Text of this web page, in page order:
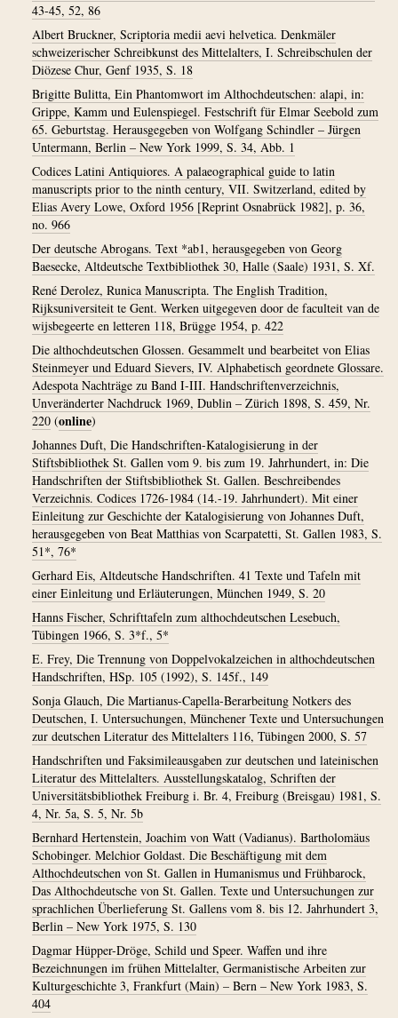
43-45, 52, 86
Albert Bruckner, Scriptoria medii aevi helvetica. Denkmäler
schweizerischer Schreibkunst des Mittelalters, I. Schreibschulen der
Diözese Chur, Genf 1935, S. 18
Brigitte Bulitta, Ein Phantomwort im Althochdeutschen: alapi, in:
Grippe, Kamm und Eulenspiegel. Festschrift für Elmar Seebold zum
65. Geburtstag. Herausgegeben von Wolfgang Schindler – Jürgen
Untermann, Berlin – New York 1999, S. 34, Abb. 1
Codices Latini Antiquiores. A palaeographical guide to latin
manuscripts prior to the ninth century, VII. Switzerland, edited by
Elias Avery Lowe, Oxford 1956 [Reprint Osnabrück 1982], p. 36,
no. 966
Der deutsche Abrogans. Text *ab1, herausgegeben von Georg
Baesecke, Altdeutsche Textbibliothek 30, Halle (Saale) 1931, S. Xf.
René Derolez, Runica Manuscripta. The English Tradition,
Rijksuniversiteit te Gent. Werken uitgegeven door de faculteit van de
wijsbegeerte en letteren 118, Brügge 1954, p. 422
Die althochdeutschen Glossen. Gesammelt und bearbeitet von Elias
Steinmeyer und Eduard Sievers, IV. Alphabetisch geordnete Glossare.
Adespota Nachträge zu Band I-III. Handschriftenverzeichnis,
Unveränderter Nachdruck 1969, Dublin – Zürich 1898, S. 459, Nr.
220 (online)
Johannes Duft, Die Handschriften-Katalogisierung in der
Stiftsbibliothek St. Gallen vom 9. bis zum 19. Jahrhundert, in: Die
Handschriften der Stiftsbibliothek St. Gallen. Beschreibendes
Verzeichnis. Codices 1726-1984 (14.-19. Jahrhundert). Mit einer
Einleitung zur Geschichte der Katalogisierung von Johannes Duft,
herausgegeben von Beat Matthias von Scarpatetti, St. Gallen 1983, S.
51*, 76*
Gerhard Eis, Altdeutsche Handschriften. 41 Texte und Tafeln mit
einer Einleitung und Erläuterungen, München 1949, S. 20
Hanns Fischer, Schrifttafeln zum althochdeutschen Lesebuch,
Tübingen 1966, S. 3*f., 5*
E. Frey, Die Trennung von Doppelvokalzeichen in althochdeutschen
Handschriften, HSp. 105 (1992), S. 145f., 149
Sonja Glauch, Die Martianus-Capella-Berarbeitung Notkers des
Deutschen, I. Untersuchungen, Münchener Texte und Untersuchungen
zur deutschen Literatur des Mittelalters 116, Tübingen 2000, S. 57
Handschriften und Faksimileausgaben zur deutschen und lateinischen
Literatur des Mittelalters. Ausstellungskatalog, Schriften der
Universitätsbibliothek Freiburg i. Br. 4, Freiburg (Breisgau) 1981, S.
4, Nr. 5a, S. 5, Nr. 5b
Bernhard Hertenstein, Joachim von Watt (Vadianus). Bartholomäus
Schobinger. Melchior Goldast. Die Beschäftigung mit dem
Althochdeutschen von St. Gallen in Humanismus und Frühbarock,
Das Althochdeutsche von St. Gallen. Texte und Untersuchungen zur
sprachlichen Überlieferung St. Gallens vom 8. bis 12. Jahrhundert 3,
Berlin – New York 1975, S. 130
Dagmar Hüpper-Dröge, Schild und Speer. Waffen und ihre
Bezeichnungen im frühen Mittelalter, Germanistische Arbeiten zur
Kulturgeschichte 3, Frankfurt (Main) – Bern – New York 1983, S.
404